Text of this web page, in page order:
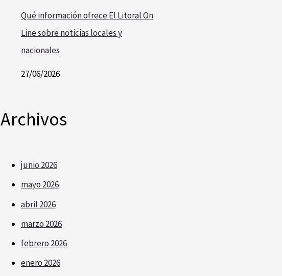
Qué información ofrece El Litoral On
Line sobre noticias locales y
nacionales
27/06/2026
Archivos
junio 2026
mayo 2026
abril 2026
marzo 2026
febrero 2026
enero 2026